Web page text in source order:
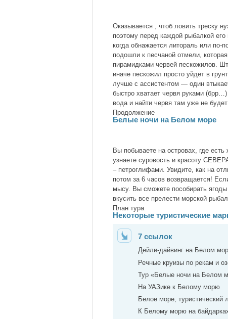
Оказывается , чтоб ловить треску
поэтому перед каждой рыбалкой
когда обнажается литораль или по-
подошли к песчаной отмели,
пирамидками червей пескожилов.
иначе пескожил просто уйдет в
лучше с ассистентом — один
быстро хватает червя руками
вода и найти червя там уже не
Продолжение
Белые ночи на Белом море
Вы побываете на островах, где
узнаете суровость и красоту
– петроглифами. Увидите, как на
потом за 6 часов возвращается!
мысу. Вы сможете пособирать
вкусить все прелести морской
План тура
Некоторые туристические
7 ссылок
Дейли-дайвинг на Белом
Речные круизы по рекам и
Тур «Белые ночи на Белом
На УАЗике к Белому морю
Белое море, туристический
К Белому морю на